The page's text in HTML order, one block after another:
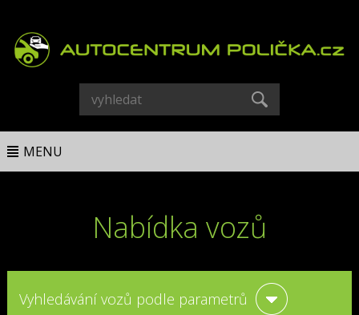
MENU
Nabídka vozů
Vyhledávání vozů podle parametrů